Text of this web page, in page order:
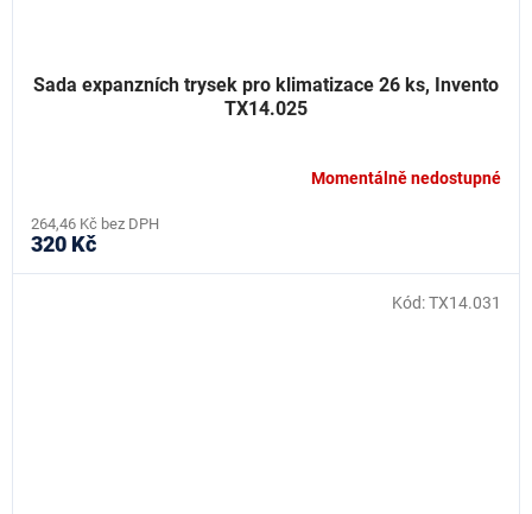
Sada expanzních trysek pro klimatizace 26 ks, Invento
TX14.025
Momentálně nedostupné
264,46 Kč bez DPH
320 Kč
Kód:TX14.031